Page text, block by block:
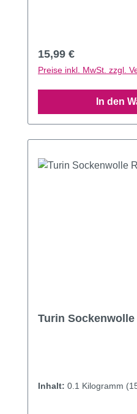
Regulärer Preis:
15,99 €
Preise inkl. MwSt. zzgl.
In den
Turin
Inhalt: 0.1 Kilogramm